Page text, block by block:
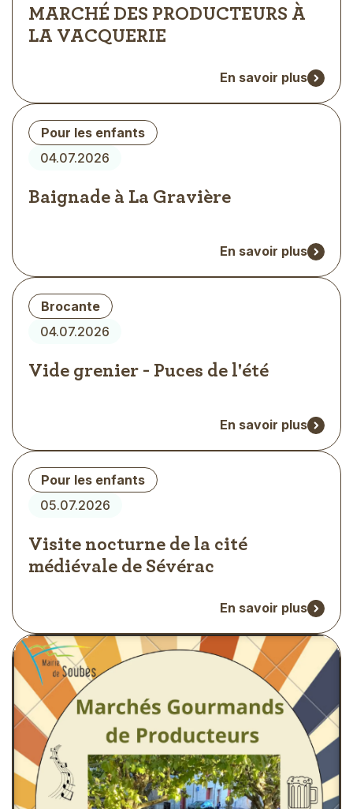
MARCHÉ DES PRODUCTEURS À
LA VACQUERIE
En savoir plus
04.07.2026
Type
d'évènement
Pour les enfants
Baignade à La Gravière
En savoir plus
04.07.2026
Type
d'évènement
Brocante
Vide grenier - Puces de l'été
En savoir plus
05.07.2026
Type
d'évènement
Pour les enfants
Visite nocturne de la cité
médiévale de Sévérac
En savoir plus
Visuel